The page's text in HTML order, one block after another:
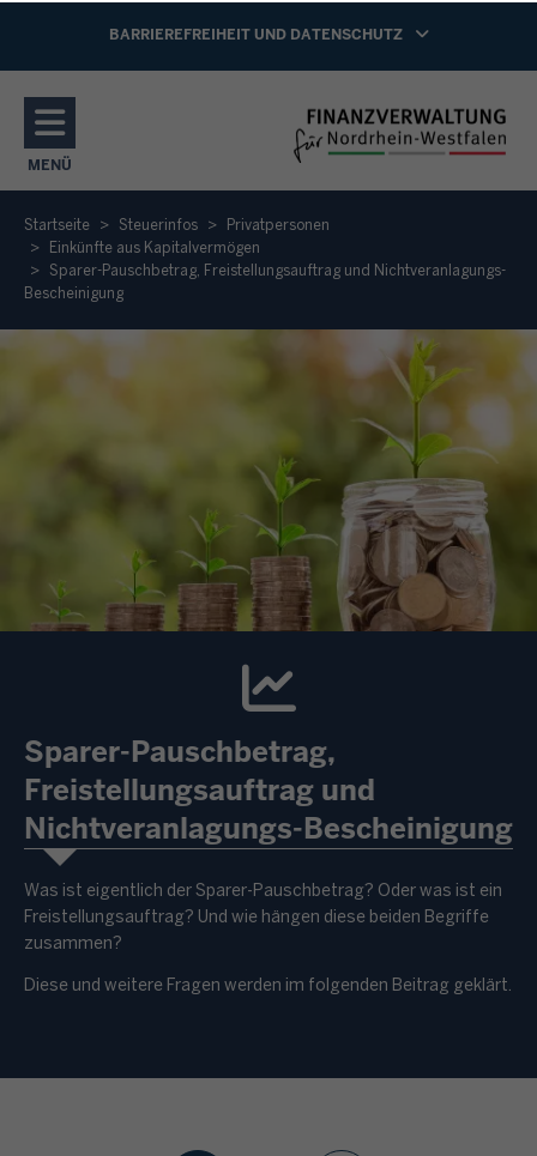
Direkt zum Inhalt
NAVIGATION AKTIVIEREN/DEAKTIVIEREN:
BARRIEREFREIHEIT UND DATENSCHUTZ
MENÜ
NAVIGATION AKTIVIEREN/DEAKTIVIEREN: HAUPTMENÜ
Startseite Steuerinfos
Privatpersonen
Einkünfte aus Kapitalvermögen
Sparer-Pauschbetrag, Freistellungsauftrag und Nichtveranlagungs-
Bescheinigung
Sparer-Pauschbetrag,
Freistellungsauftrag und
Nichtveranlagungs-Bescheinigung
Was ist eigentlich der Sparer-Pauschbetrag? Oder was ist ein
Freistellungsauftrag? Und wie hängen diese beiden Begriffe
zusammen?
Diese und weitere Fragen werden im folgenden Beitrag geklärt.